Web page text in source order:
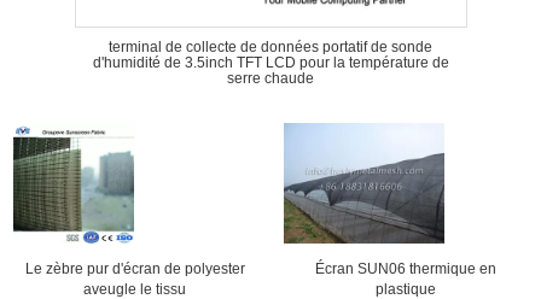
terminal de collecte de données portatif de sonde
d'humidité de 3.5inch TFT LCD pour la température de
serre chaude
Le zèbre pur d'écran de polyester
aveugle le tissu
Écran SUN06 thermique en
plastique